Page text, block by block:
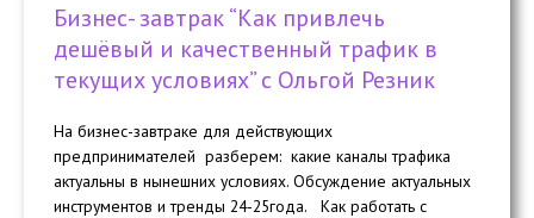
Бизнес- завтрак “Как привлечь
дешёвый и качественный трафик в
текущих условиях” с Ольгой Резник
На бизнес-завтраке для действующих
предпринимателей разберем: какие каналы трафика
актуальны в нынешних условиях. Обсуждение актуальных
инструментов и тренды 24-25года. Как работать с